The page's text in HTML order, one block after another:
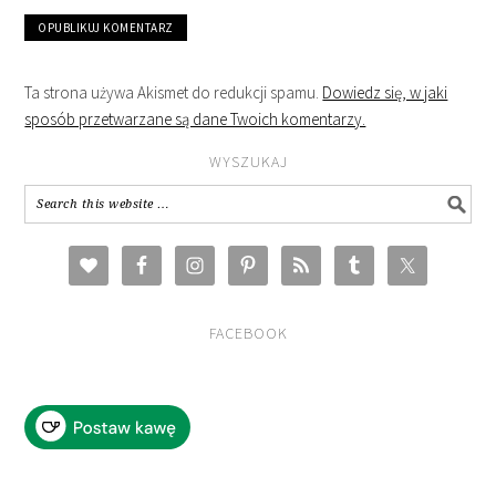
Ta strona używa Akismet do redukcji spamu. Dowiedz się, w jaki
sposób przetwarzane są dane Twoich komentarzy.
WYSZUKAJ
FACEBOOK